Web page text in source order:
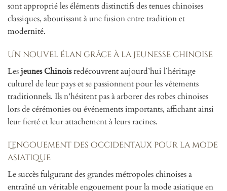
sont approprié les éléments distinctifs des tenues chinoises
classiques, aboutissant à une fusion entre tradition et
modernité.
Un nouvel élan grâce à la jeunesse chinoise
Lesjeunes Chinoisredécouvrent aujourd’hui l’héritage
culturel de leur pays et se passionnent pour les vêtements
traditionnels. Ils n’hésitent pas à arborer des robes chinoises
lors de cérémonies ou événements importants, affichant ainsi
leur fierté et leur attachement à leurs racines.
L’engouement des occidentaux pour la mode
asiatique
Le succès fulgurant des grandes métropoles chinoises a
entraîné un véritable engouement pour la mode asiatique en